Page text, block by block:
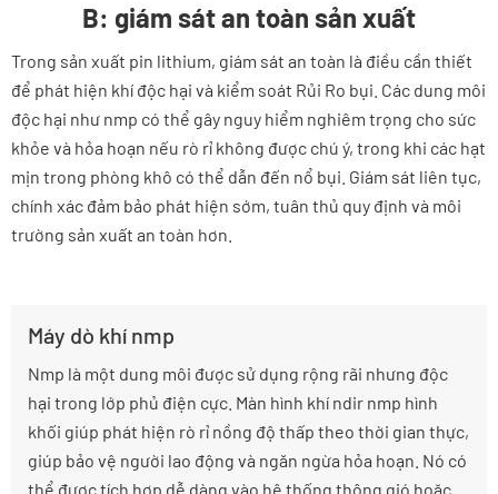
B: giám sát an toàn sản xuất
Trong sản xuất pin lithium, giám sát an toàn là điều cần thiết
để phát hiện khí độc hại và kiểm soát Rủi Ro bụi. Các dung môi
độc hại như nmp có thể gây nguy hiểm nghiêm trọng cho sức
khỏe và hỏa hoạn nếu rò rỉ không được chú ý, trong khi các hạt
mịn trong phòng khô có thể dẫn đến nổ bụi. Giám sát liên tục,
chính xác đảm bảo phát hiện sớm, tuân thủ quy định và môi
trường sản xuất an toàn hơn.
Máy dò khí nmp
Nmp là một dung môi được sử dụng rộng rãi nhưng độc
hại trong lớp phủ điện cực. Màn hình khí ndir nmp hình
khối giúp phát hiện rò rỉ nồng độ thấp theo thời gian thực,
giúp bảo vệ người lao động và ngăn ngừa hỏa hoạn. Nó có
thể được tích hợp dễ dàng vào hệ thống thông gió hoặc